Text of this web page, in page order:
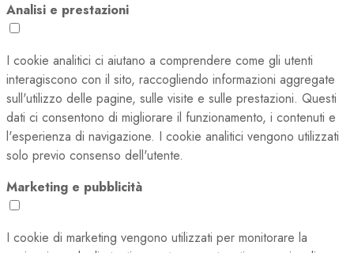
Analisi e prestazioni
I cookie analitici ci aiutano a comprendere come gli utenti
interagiscono con il sito, raccogliendo informazioni aggregate
sull'utilizzo delle pagine, sulle visite e sulle prestazioni. Questi
dati ci consentono di migliorare il funzionamento, i contenuti e
l'esperienza di navigazione. I cookie analitici vengono utilizzati
solo previo consenso dell'utente.
Marketing e pubblicità
I cookie di marketing vengono utilizzati per monitorare la